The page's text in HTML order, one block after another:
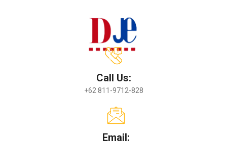
Call Us:
+62 811-9712-828
Email: